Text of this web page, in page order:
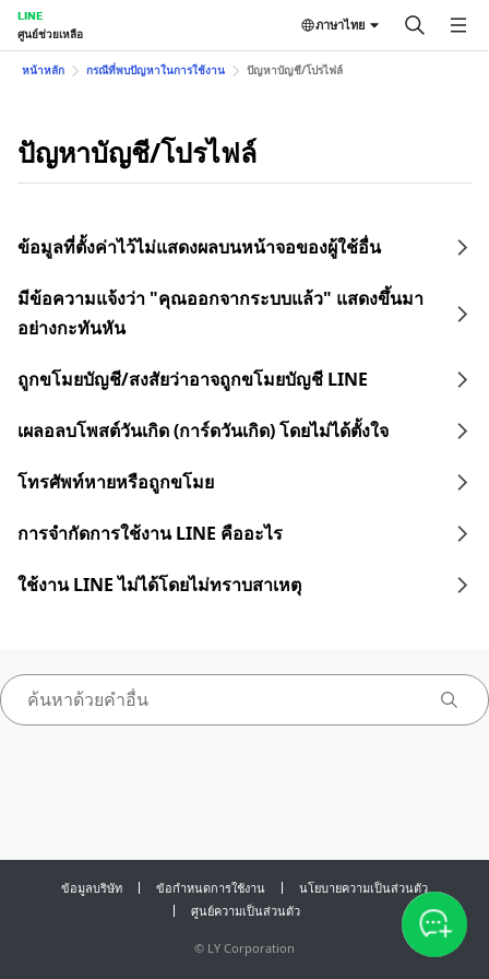
LINE
ศูนย์ช่วยเหลือ
ภาษาไทย
หน้าหลัก กรณีที่พบปัญหาในการใช้งาน ปัญหาบัญชี/โปรไฟล์
ปัญหาบัญชี/โปรไฟล์
ข้อมูลที่ตั้งค่าไว้ไม่แสดงผลบนหน้าจอของผู้ใช้อื่น
มีข้อความแจ้งว่า "คุณออกจากระบบแล้ว" แสดงขึ้นมา
อย่างกะทันหัน
ถูกขโมยบัญชี/สงสัยว่าอาจถูกขโมยบัญชี LINE
เผลอลบโพสต์วันเกิด (การ์ดวันเกิด) โดยไม่ได้ตั้งใจ
โทรศัพท์หายหรือถูกขโมย
การจำกัดการใช้งาน LINE คืออะไร
ใช้งาน LINE ไม่ได้โดยไม่ทราบสาเหตุ
ข้อมูลบริษัท ข้อกำหนดการใช้งาน
นโยบายความเป็นส่วนตัว
ศูนย์ความเป็นส่วนตัว
© LY Corporation